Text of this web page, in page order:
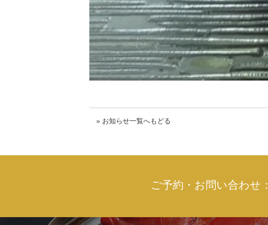
» お知らせ一覧へもどる
ご予約・お問い合わせ：